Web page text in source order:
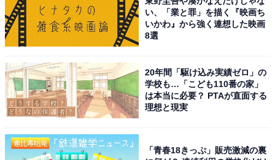
い、「業と罪」を描く『映画ち
いかわ』から強く連想した映画
8選
20年間「駆け込み実績ゼロ」の
学校も…「こども110番の家」
は本当に必要？ PTAが直面する
理想と現実
「青春18きっぷ」販売激減の裏